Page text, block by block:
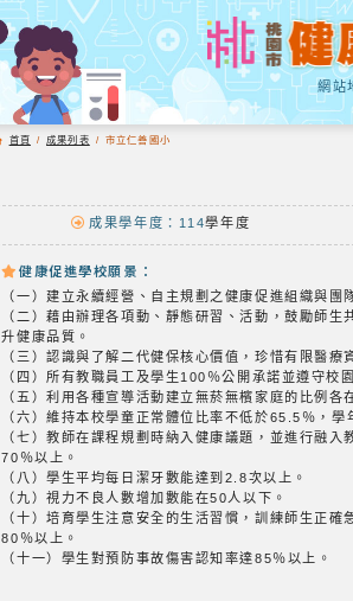
網站
首頁 / 成果列表 / 市立仁善國小
成果學年度：114學年度
健康促進學校願景：
（一）建立永續經營、自主規劃之健康促進組織與
（二）藉由辦理各項動、靜態研習、活動，鼓勵師
升健康品質。
（三）認識與了解二代健保核心價值，珍惜有限醫療
（四）所有教職員工及學生100％公開承諾並遵守
（五）利用各種宣導活動建立無菸無檳家庭的比例各
（六）維持本校學童正常體位比率不低於65.5％，
（七）教師在課程規劃時納入健康議題，並進行融
70％以上。
（八）學生平均每日潔牙數能達到2.8次以上。
（九）視力不良人數增加數能在50人以下。
（十）培育學生注意安全的生活習慣，訓練師生正
80％以上。
（十一）學生對預防事故傷害認知率達85％以上。